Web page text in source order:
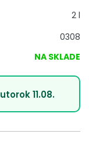
2 l
0308
NA SKLADE
utorok 11.08.